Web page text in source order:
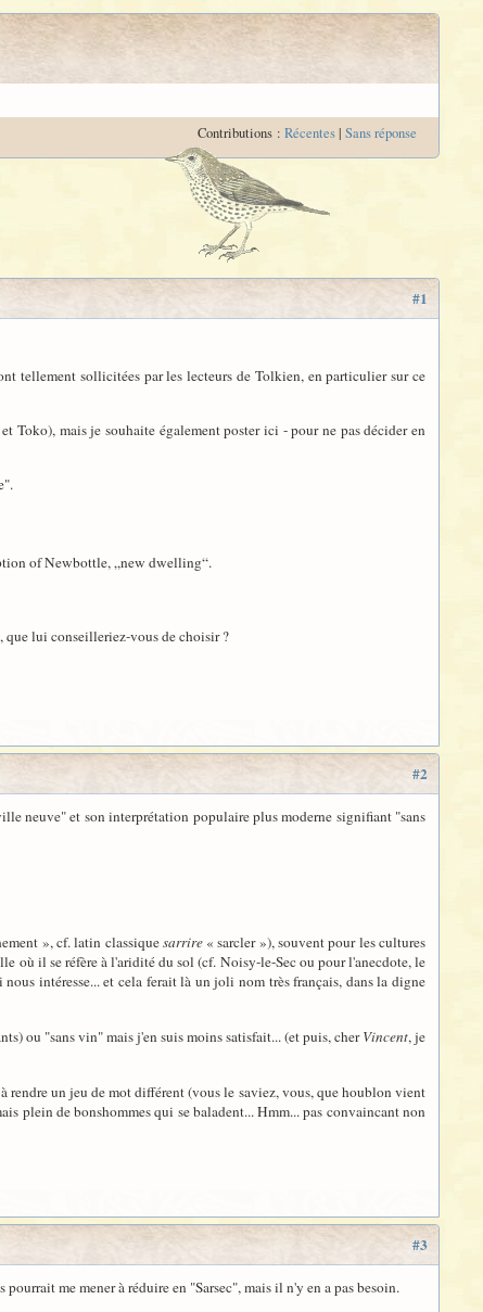
Contributions : Récentes| Sans réponse
#1
tellement sollicitées par les lecteurs de Tolkien, en particulier sur ce
Toko), mais je souhaite également poster ici - pour ne pas décider en
of Newbottle, „new dwelling“.
que lui conseilleriez-vous de choisir ?
#2
neuve" et son interprétation populaire plus moderne signifiant "sans
», cf. latin classiquesarrire« sarcler »), souvent pour les cultures
où il se réfère à l'aridité du sol (cf. Noisy-le-Sec ou pour l'anecdote, le
intéresse... et cela ferait là un joli nom très français, dans la digne
ou "sans vin" mais j'en suis moins satisfait... (et puis, cherVincent, je
rendre un jeu de mot différent (vous le saviez, vous, que houblon vient
plein de bonshommes qui se baladent... Hmm... pas convaincant non
#3
me mener à réduire en "Sarsec", mais il n'y en a pas besoin.